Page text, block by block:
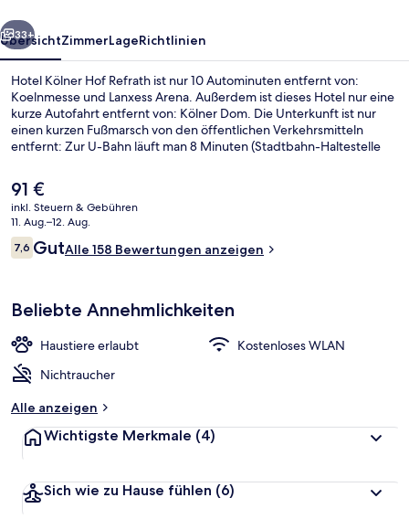
Weiter
33+
ÜbersichtZimmerLageRichtlinien
Hotel Kölner Hof Refrath ist nur 10 Autominuten entfernt von:
Koelnmesse und Lanxess Arena. Außerdem ist dieses Hotel nur eine
kurze Autofahrt entfernt von: Kölner Dom. Die Unterkunft ist nur
einen kurzen Fußmarsch von den öffentlichen Verkehrsmitteln
entfernt: Zur U-Bahn läuft man 8 Minuten (Stadtbahn-Haltestelle
Der
aktuelle
Preis
beträgt
91 €.
91 €
inkl. Steuern & Gebühren
11. Aug.–12. Aug.
Bewertungen
7,67,6 von 10.
GutAlle 158 Bewertungen anzeigen
Beliebte Annehmlichkeiten
Haustiere erlaubt
Kostenloses WLAN
Nichtraucher
Alle anzeigen
Wichtigste Merkmale (4)
Sich wie zu Hause fühlen (6)